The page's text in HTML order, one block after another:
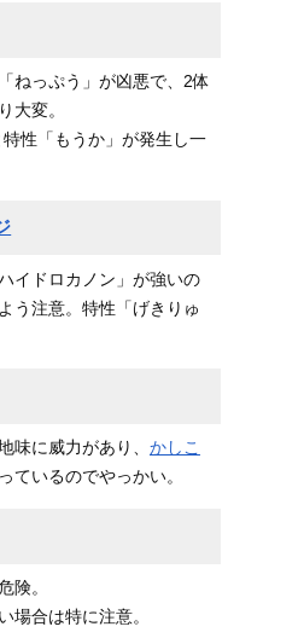
ねっぷう」が凶悪で、2体
大変。
性「もうか」が発生し一
イドロカノン」が強いの
う注意。特性「げきりゅ
味に威力があり、 かしこ
ているのでやっかい。
険。
場合は特に注意。